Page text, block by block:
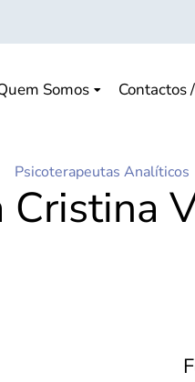
Somos Contactos
Psicoterapeutas Analíticos
Cristina